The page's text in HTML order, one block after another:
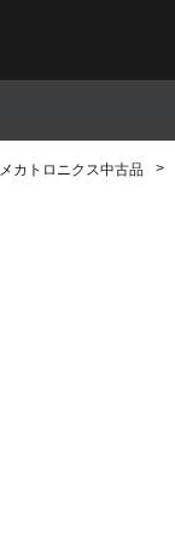
メカトロニクス中古品